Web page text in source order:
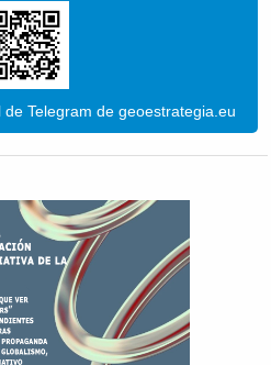
Telegram de geoestrategia.eu